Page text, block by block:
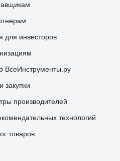
инвесторов
ВсеИнструменты.ру
закупки
производителей
технологий
товаров